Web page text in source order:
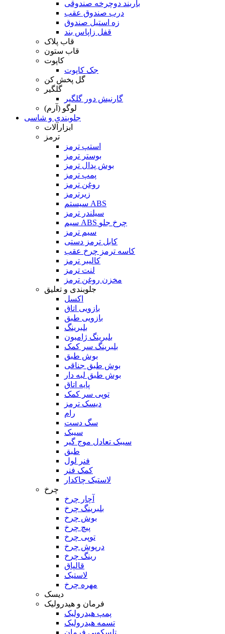
باربند دوچرخه صندوقی
درب صندوق عقب
زه استیل صندوق
قفل زاپاس بند
قاب پلاک
قاب ستون
کاپوت
جک کاپوت
گل پخش کن
گلگیر
گارنیش دور گلگیر
لوگو (آرم)
جلوبندی و شاسی
ابزارآلات
ترمز
استپ ترمز
بوستر ترمز
بوش پدال ترمز
پمپ ترمز
روغن ترمز
زیرترمز
سیستم ABS
سیلندر ترمز
سیم ABS چرخ جلو
سیم ترمز
کابل ترمز دستی
کاسه ترمز چرخ عقب
کالیبر ترمز
لنت ترمز
مخزن روغن ترمز
جلوبندی و تعلیق
اکسل
بازویی اتاق
بازویی طبق
بلبرینگ
بلبرینگ ژامبون
بلبرینگ سر کمک
بوش طبق
بوش طبق جناقی
بوش طبق لبه دار
پایه اتاق
توپی سر کمک
دیسک ترمز
رام
سگ دست
سیبک
سیبک تعادل موج گیر
طبق
فنر لول
کمک فنر
لاستیک چاکدار
چرخ
آچار چرخ
بلبرینگ چرخ
بوش چرخ
پیچ چرخ
توپی چرخ
درپوش چرخ
رینگ چرخ
قالپاق
لاستیک
مهره چرخ
دیسک
فرمان و هیدرولیک
پمپ هیدرولیک
تسمه هیدرولیک
تلسکوپی فرمان